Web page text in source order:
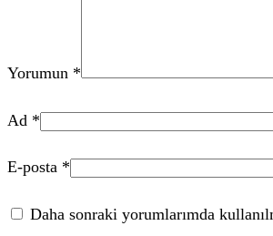
Yorumun *
Ad *
E-posta *
Daha sonraki yorumlarımda